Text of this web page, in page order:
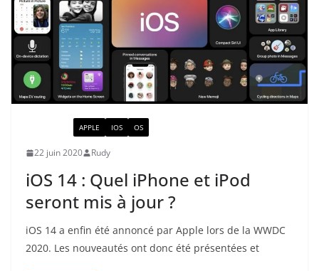
APPLE IOS OS
22 juin 2020 Rudy
iOS 14 : Quel iPhone et iPod
seront mis à jour ?
iOS 14 a enfin été annoncé par Apple lors de la WWDC
2020. Les nouveautés ont donc été présentées et